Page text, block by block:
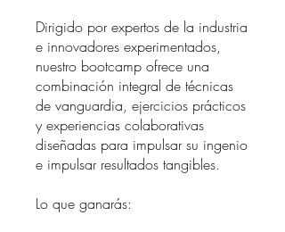
Dirigido por expertos de la industria
e innovadores experimentados,
nuestro bootcamp ofrece una
combinación integral de técnicas
de vanguardia, ejercicios prácticos
y experiencias colaborativas
diseñadas para impulsar su ingenio
e impulsar resultados tangibles.
Lo que ganarás: